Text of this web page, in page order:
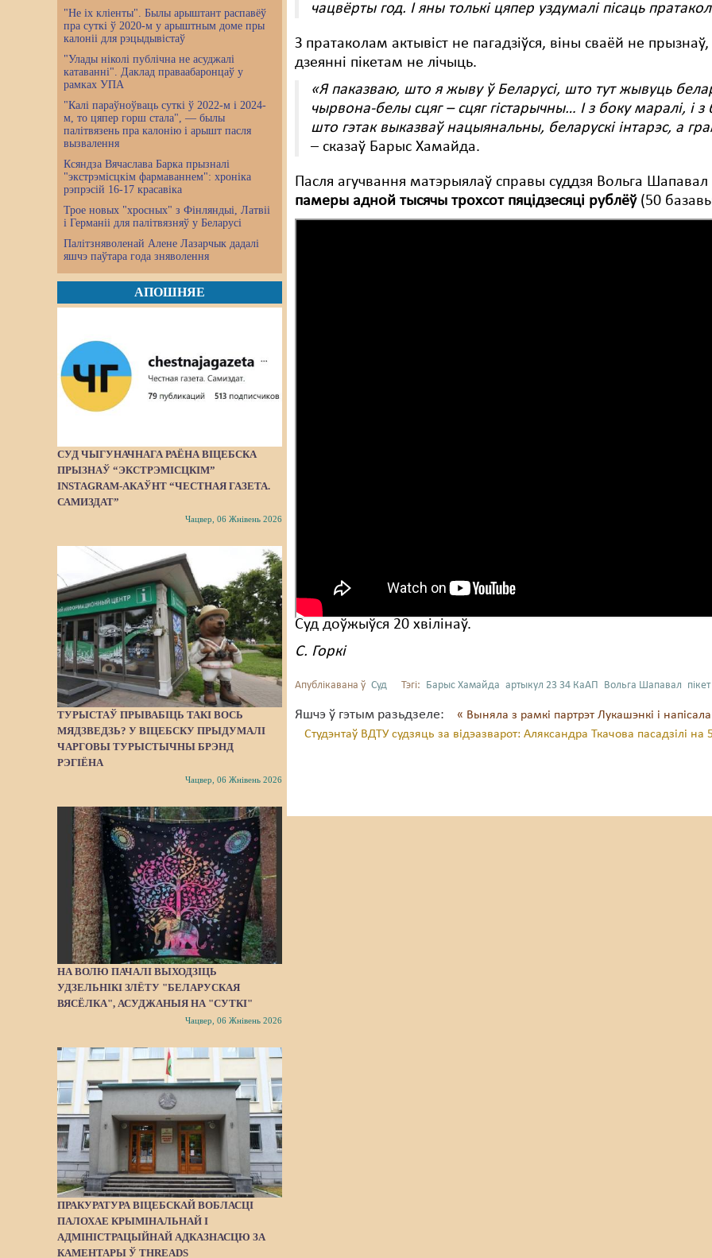
"Не іх кліенты". Былы арыштант распавёў
пра суткі ў 2020-м у арыштным доме пры
калоніі для рэцыдывістаў
"Улады ніколі публічна не асуджалі
катаванні". Даклад праваабаронцаў у
рамках УПА
"Калі параўноўваць суткі ў 2022-м і 2024-
м, то цяпер горш стала", — былы
палітвязень пра калонію і арышт пасля
вызвалення
Ксяндза Вячаслава Барка прызналі
"экстрэмісцкім фармаваннем": хроніка
рэпрэсій 16-17 красавіка
Трое новых "хросных" з Фінляндыі, Латвіі
і Германіі для палітвязняў у Беларусі
Палітзняволенай Алене Лазарчык дадалі
яшчэ паўтара года зняволення
АПОШНЯЕ
СУД ЧЫГУНАЧНАГА РАЁНА ВІЦЕБСКА
ПРЫЗНАЎ “ЭКСТРЭМІСЦКІМ”
INSTAGRAM-АКАЎНТ “ЧЕСТНАЯ ГАЗЕТА.
САМИЗДАТ”
Чацвер, 06 Жнівень 2026
ТУРЫСТАЎ ПРЫВАБІЦЬ ТАКІ ВОСЬ
МЯДЗВЕДЗЬ? У ВІЦЕБСКУ ПРЫДУМАЛІ
ЧАРГОВЫ ТУРЫСТЫЧНЫ БРЭНД
РЭГІЁНА
Чацвер, 06 Жнівень 2026
НА ВОЛЮ ПАЧАЛІ ВЫХОДЗІЦЬ
УДЗЕЛЬНІКІ ЗЛЁТУ "БЕЛАРУСКАЯ
ВЯСЁЛКА", АСУДЖАНЫЯ НА "СУТКІ"
Чацвер, 06 Жнівень 2026
ПРАКУРАТУРА ВІЦЕБСКАЙ ВОБЛАСЦІ
ПАЛОХАЕ КРЫМІНАЛЬНАЙ І
АДМІНІСТРАЦЫЙНАЙ АДКАЗНАСЦЮ ЗА
КАМЕНТАРЫ Ў THREADS
чацвёрты год. І яны толькі цяпер уздумалі пісаць
З пратаколам актывіст не пагадзіўся, віны сваёй не
дзеянні пікетам не лічыць.
«Я паказваю, што я жыву ў Беларусі, што тут жывуць
чырвона-белы сцяг – сцяг гістарычны… І з боку маралі, і
што гэтак выказваў нацыянальны, беларускі інтарэс, а
– сказаў Барыс Хамайда.
Пасля агучвання матэрыялаў справы суддзя Вольга
памеры адной тысячы трохсот пяцідзесяці рублёў(50
Суд доўжыўся 20 хвілінаў.
С. Горкі
Апублікавана ў Суд Тэгі: Барыс Хамайда артыкул 23 34 КаАП Вольга Шапавал пікет
Яшчэ ў гэтым разьдзеле:
« Выняла з рамкі партрэт Лукашэнкі і
Студэнтаў ВДТУ судзяць за відэазварот: Аляксандра Ткачова пасадзілі на